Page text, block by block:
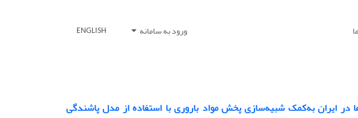
ورود به سامانه ENGLISH
در ایران به‌کمک شبیه‌سازی پخش مواد باروری با استفاده از مدل پاشندگی